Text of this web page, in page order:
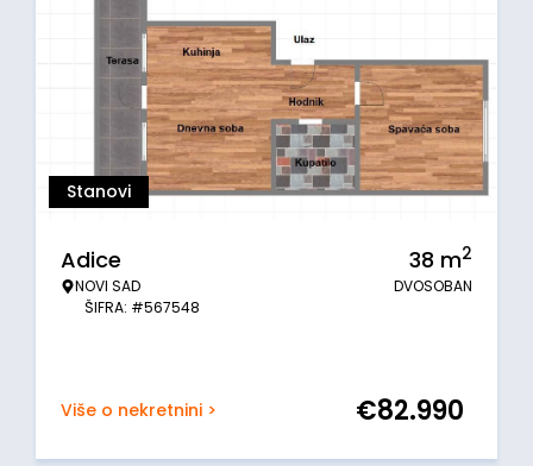
Stanovi
Adice
NOVI SAD
ŠIFRA: #567548
38 m2
DVOSOBAN
Više o nekretnini > €82.990